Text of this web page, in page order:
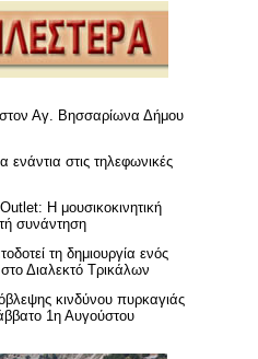
Αγ. Βησσαρίωνα Δήμου
στις τηλεφωνικές
Η μουσικοκινητική
συνάντηση
τη δημιουργία ενός
Διαλεκτό Τρικάλων
κινδύνου πυρκαγιάς
1η Αυγούστου